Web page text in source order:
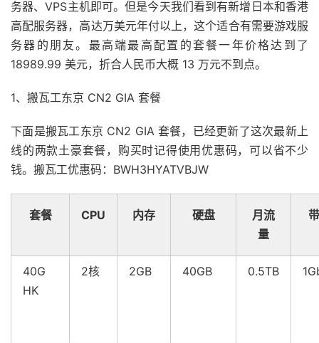
务器、VPS主机即可。但是今天我们看到有新增日本和香港
高配服务器，高达万美元年付以上，这个适合有需要游戏服
务器的朋友。最高端最高配置的套餐一年价格达到了
18989.99 美元，折合人民币大概 13 万元不到点。
1、搬瓦工东京 CN2 GIA 套餐
下面是搬瓦工东京 CN2 GIA 套餐，已经更新了这次最新上
线的两款土豪套餐，购买时记得使用优惠码，可以省不少
钱。搬瓦工优惠码：BWH3HYATVBJW
套餐 CPU 内存 硬盘
月流
量
40G
HK
2核 2GB 40GB 0.5TB